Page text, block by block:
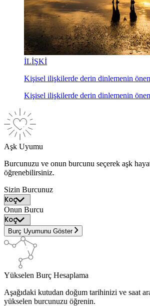
İLİŞKİ
Kişisel ilişkilerde derin dinlemenin
Kişisel ilişkilerde derin dinlemenin
Aşk Uyumu
Burcunuzu ve onun burcunu seçerek aşk
öğrenebilirsiniz.
Sizin Burcunuz
Onun Burcu
Burç Uyumunu Göster
Yükselen Burç Hesaplama
Aşağıdaki kutudan doğum tarihinizi ve saat
yükselen burcunuzu öğrenin.